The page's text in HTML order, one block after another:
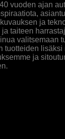
vuoden ajan
ja
taiteen
valitsemaan
tuotteiden
ja